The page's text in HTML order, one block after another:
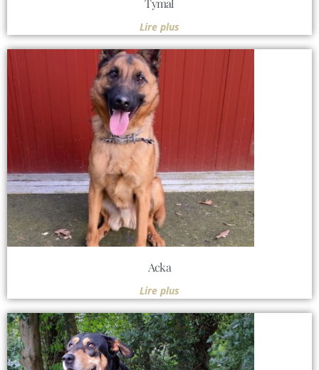
Lire plus
Acka
Lire plus